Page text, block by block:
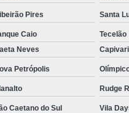
Fechamento de Vidro
Espelho de Parede
Espelho para Sala
Espelho
Pires Santa
Caio
Tecelão
Neves Capivari
Petrópolis
Rudge
Caetano do Sul Vila